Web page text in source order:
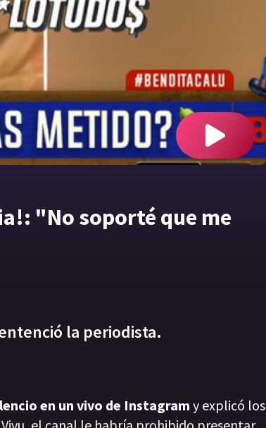
"No soporté que me
la periodista.
en un vivo de Instagram y explicó los